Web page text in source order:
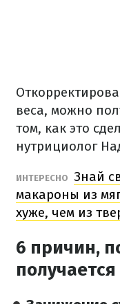
веса, можно
том, как это
нутрициолог
ИНТЕРЕСНО Знай
макароны из
хуже, чем из
6 причин,